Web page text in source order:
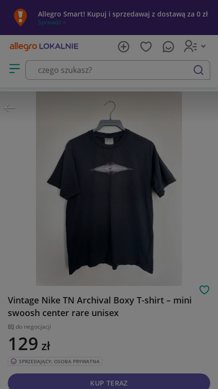
Allegro Smart! Kupuj i sprzedawaj z dostawą za 0 zł
Sprawdź »
Otwórz menu z kategoriami
szukaj
Vintage Nike TN Archival Boxy T-shirt – mini
swoosh center rare unisex
do negocjacji
129 zł
SPRZEDAJĄCY: OSOBA PRYWATNA
KUP TERAZ